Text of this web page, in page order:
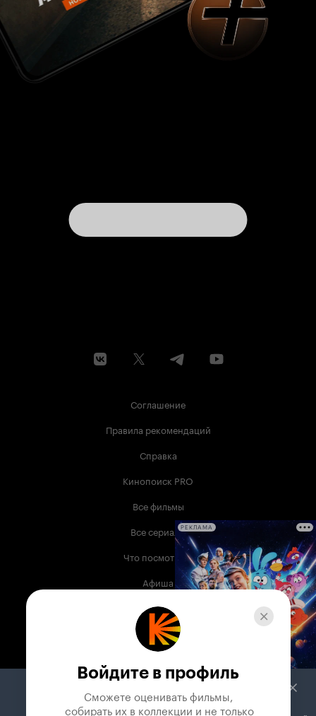
Соглашение
Правила рекомендаций
Справка
Кинопоиск PRO
Все фильмы
Все сериалы
Что посмотреть
Афиша
Музыка
Телепрограмма
Служба поддержки
РЕКЛАМА
Войдите в профиль
Сможете оценивать фильмы,
собирать их в коллекции и не только